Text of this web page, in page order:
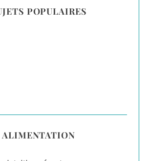
POPULAIRES
ALIMENTATION